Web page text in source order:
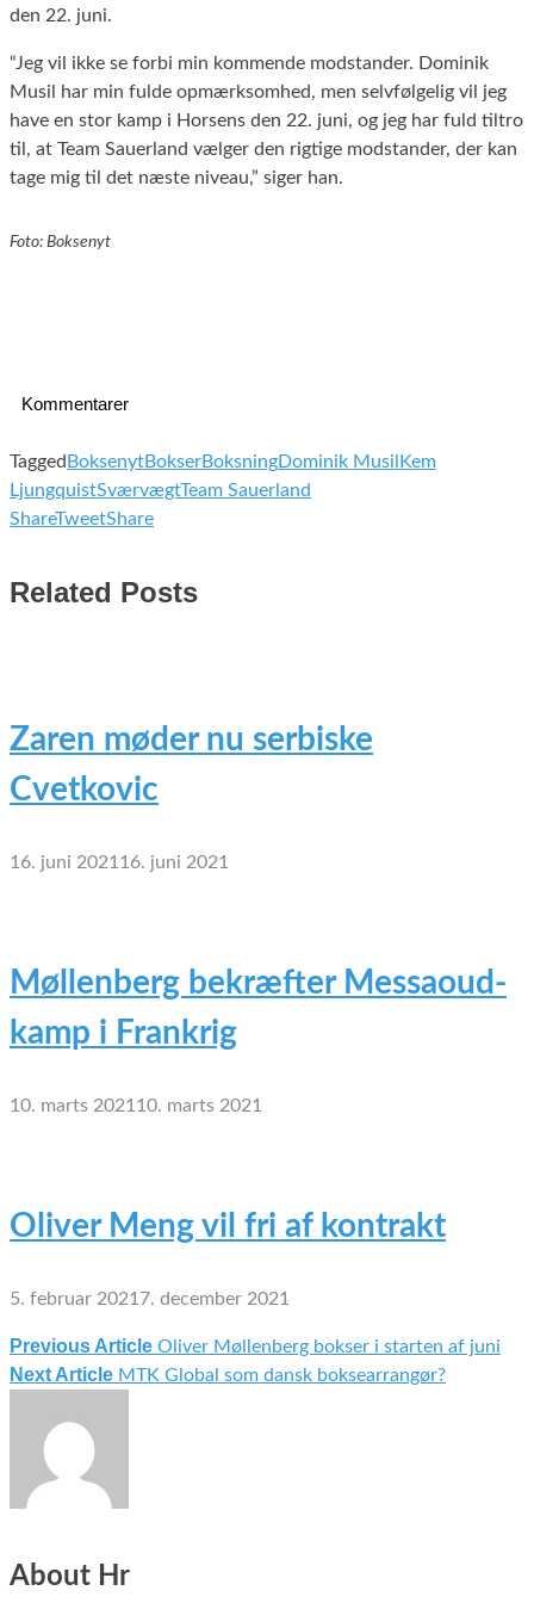
den 22. juni.
“Jeg vil ikke se forbi min kommende modstander. Dominik
Musil har min fulde opmærksomhed, men selvfølgelig vil jeg
have en stor kamp i Horsens den 22. juni, og jeg har fuld tiltro
til, at Team Sauerland vælger den rigtige modstander, der kan
tage mig til det næste niveau,” siger han.
Foto: Boksenyt
Kommentarer
Tagged BoksenytBokserBoksningDominik Musil Kem
LjungquistSværvægtTeam Sauerland
ShareTweetShare
Related Posts
Zaren møder nu serbiske
Cvetkovic
16. juni 2021 16. juni 2021
Møllenberg bekræfter Messaoud-
kamp i Frankrig
10. marts 2021 10. marts 2021
Oliver Meng vil fri af kontrakt
5. februar 2021 7. december 2021
Indlægsnavigation
Previous Article Oliver Møllenberg bokser i starten af juni
Next Article MTK Global som dansk boksearrangør?
About Hr